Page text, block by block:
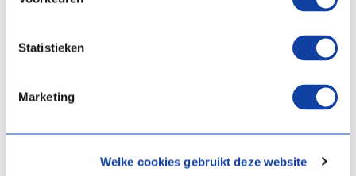
Statistieken
Marketing
Welke cookies gebruikt deze website
Lembreghts
(U kan best even controleren in welke filialen
Toch
filialen er nog stock is.)
filialen er nog stock is.)